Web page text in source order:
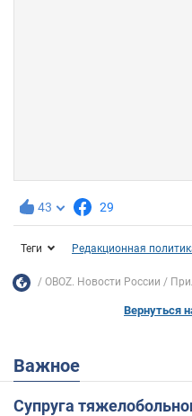
43 29
Теги Редакционная
OBOZ. Новости России
Вернуться
Важное
Супруга